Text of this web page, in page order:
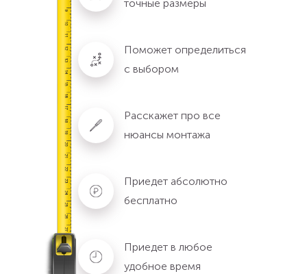
точные размеры
Поможет определиться
с выбором
Расскажет про все
нюансы монтажа
Приедет абсолютно
бесплатно
Приедет в любое
удобное время